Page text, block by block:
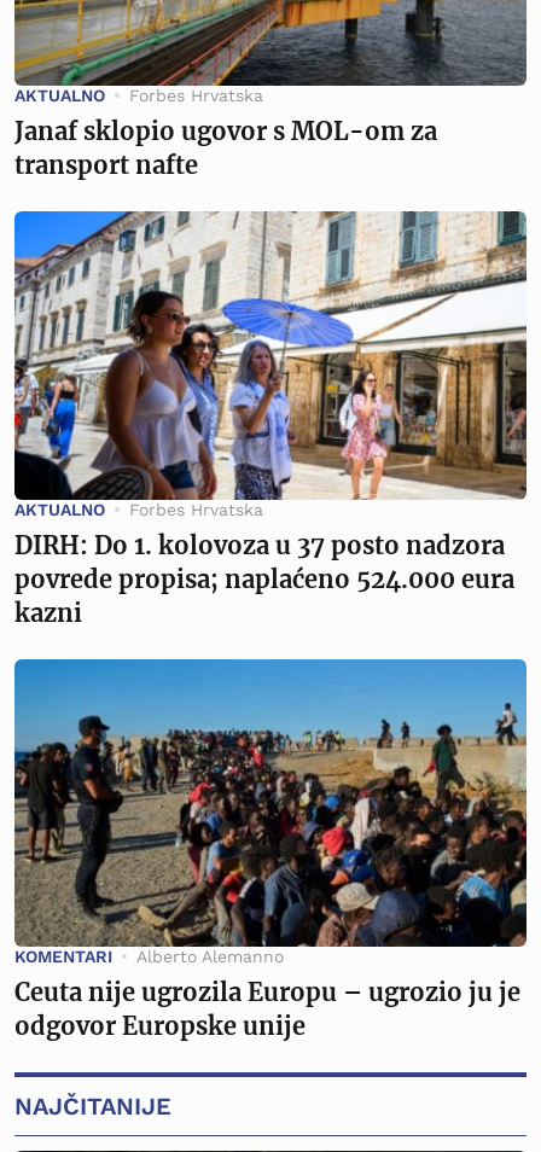
AKTUALNO Forbes Hrvatska
Janaf sklopio ugovor s MOL-om za
transport nafte
AKTUALNO Forbes Hrvatska
DIRH: Do 1. kolovoza u 37 posto nadzora
povrede propisa; naplaćeno 524.000 eura
kazni
KOMENTARI Alberto Alemanno
Ceuta nije ugrozila Europu – ugrozio ju je
odgovor Europske unije
NAJČITANIJE